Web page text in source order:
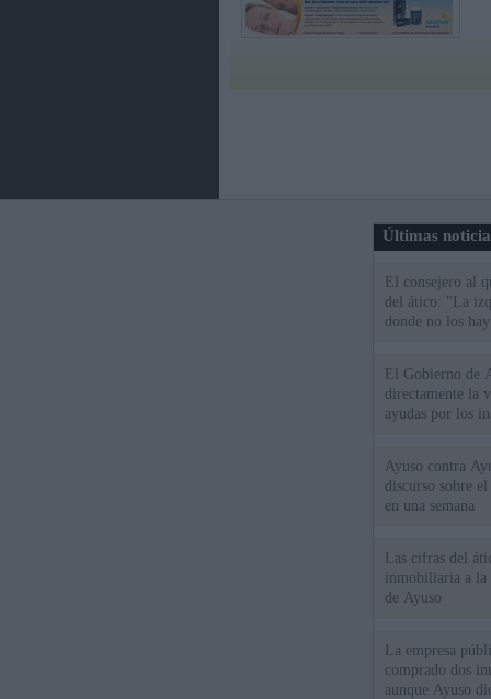
Últimas
El consejero al
del ático: "La
donde no los
El Gobierno de
directamente la
ayudas por los
Ayuso contra
discurso sobre
en una semana
Las cifras del
inmobiliaria a la
de Ayuso
La empresa
comprado dos
aunque Ayuso